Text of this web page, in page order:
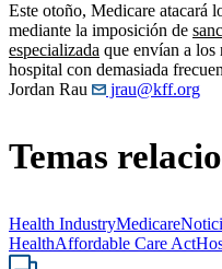
Este otoño, Medicare atacará
mediante la imposición de
especializada que envían a los
hospital con demasiada
Jordan Rau
jrau@kff.org
Temas
Health IndustryMedicare
HealthAffordable Care Act